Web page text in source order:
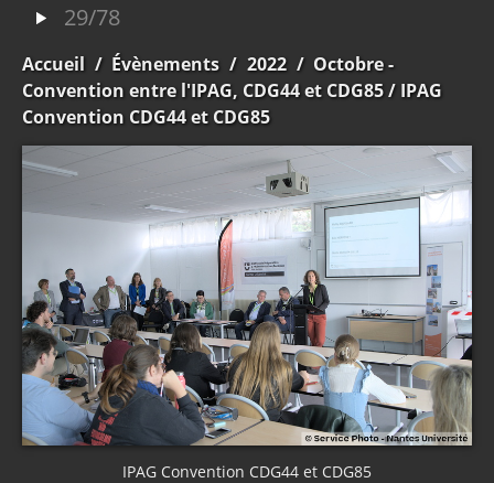
29/78
Accueil / Évènements / 2022 / Octobre -
Convention entre l'IPAG, CDG44 et CDG85/ IPAG
Convention CDG44 et CDG85
IPAG Convention CDG44 et CDG85